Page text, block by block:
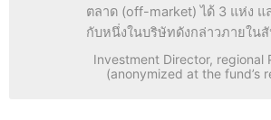
ตลาด (off-market) ได้ 3 แห่ง แ
กับหนึ่งในบริษัทดังกล่าวภายใน
Investment Director, regional
(anonymized at the fund’s